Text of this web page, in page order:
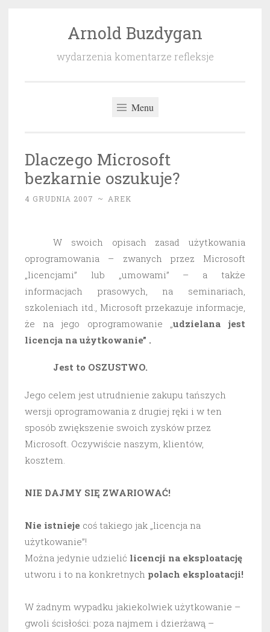
Arnold Buzdygan
wydarzenia komentarze refleksje
Menu
Dlaczego Microsoft
bezkarnie oszukuje?
4 GRUDNIA 2007 ~ AREK
W swoich opisach zasad użytkowania
oprogramowania – zwanych przez Microsoft
„licencjami” lub „umowami” – a także
informacjach prasowych, na seminariach,
szkoleniach itd., Microsoft przekazuje informacje,
że na jego oprogramowanie „udzielana jest
licencja na użytkowanie” .
Jest to OSZUSTWO.
Jego celem jest utrudnienie zakupu tańszych
wersji oprogramowania z drugiej ręki i w ten
sposób zwiększenie swoich zysków przez
Microsoft. Oczywiście naszym, klientów,
kosztem.
NIE DAJMY SIĘ ZWARIOWAĆ!
Nie istnieje coś takiego jak „licencja na
użytkowanie”!
Można jedynie udzielić licencji na eksploatację
utworu i to na konkretnych polach eksploatacji!
W żadnym wypadku jakiekolwiek użytkowanie –
gwoli ścisłości: poza najmem i dzierżawą –